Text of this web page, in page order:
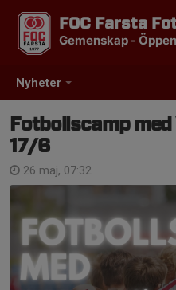
Nyheter
FOC Farsta
Gemenskap -
Fotbollscamp
17/6
26 maj, 07:32